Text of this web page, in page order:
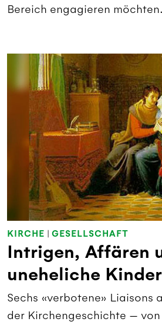
Bereich engagieren möchten.
KIRCHE | GESELLSCHAFT
Intrigen, Affären
uneheliche Kinder
Sechs «verbotene» Liaisons
der Kirchengeschichte —